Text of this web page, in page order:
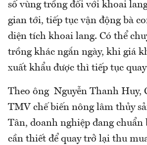
số vùng trồng đối với khoai
gian tới, tiếp tục vận động bà
diện tích khoai lang. Có thể
trồng khác ngắn ngày, khi giá
xuất khẩu được thì tiếp tục
Theo ông Nguyễn Thanh Huy,
TMV chế biến nông lâm thủy
Tân, doanh nghiệp đang chuẩn
cần thiết để quay trở lại thu